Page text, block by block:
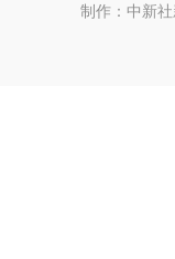
制作：中新